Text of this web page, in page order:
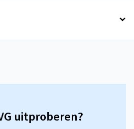
uitproberen?